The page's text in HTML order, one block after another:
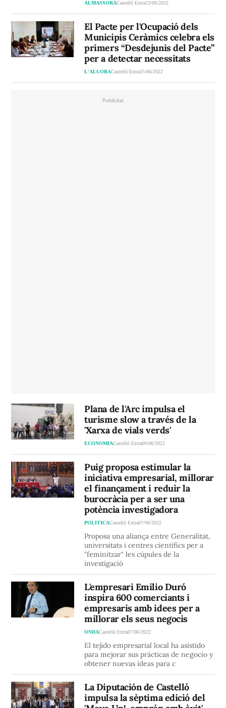
ALMASSORACastelló Extra23/06/2022
El Pacte per l'Ocupació dels
Municipis Ceràmics celebra els
primers “Desdejunis del Pacte”
per a detectar necessitats
L'ALCORACastelló Extra15/06/2022
Plana de l'Arc impulsa el
turisme slow a través de la
'Xarxa de vials verds'
ECONOMIACastelló Extra09/06/2022
Puig proposa estimular la
iniciativa empresarial, millorar
el finançament i reduir la
burocràcia per a ser una
potència investigadora
POLITICACastelló Extra07/06/2022
Proposa una aliança entre Generalitat,
universitats i centres científics per a
"feminitzar" les cúpules de la
investigació
L'empresari Emilio Duró
inspira 600 comerciants i
empresaris amb idees per a
millorar els seus negocis
ONDACastelló Extra07/06/2022
El tejido empresarial local ha asistido
para mejorar sus prácticas de negocio y
obtener nuevas ideas para c
La Diputación de Castelló
impulsa la sèptima edició del